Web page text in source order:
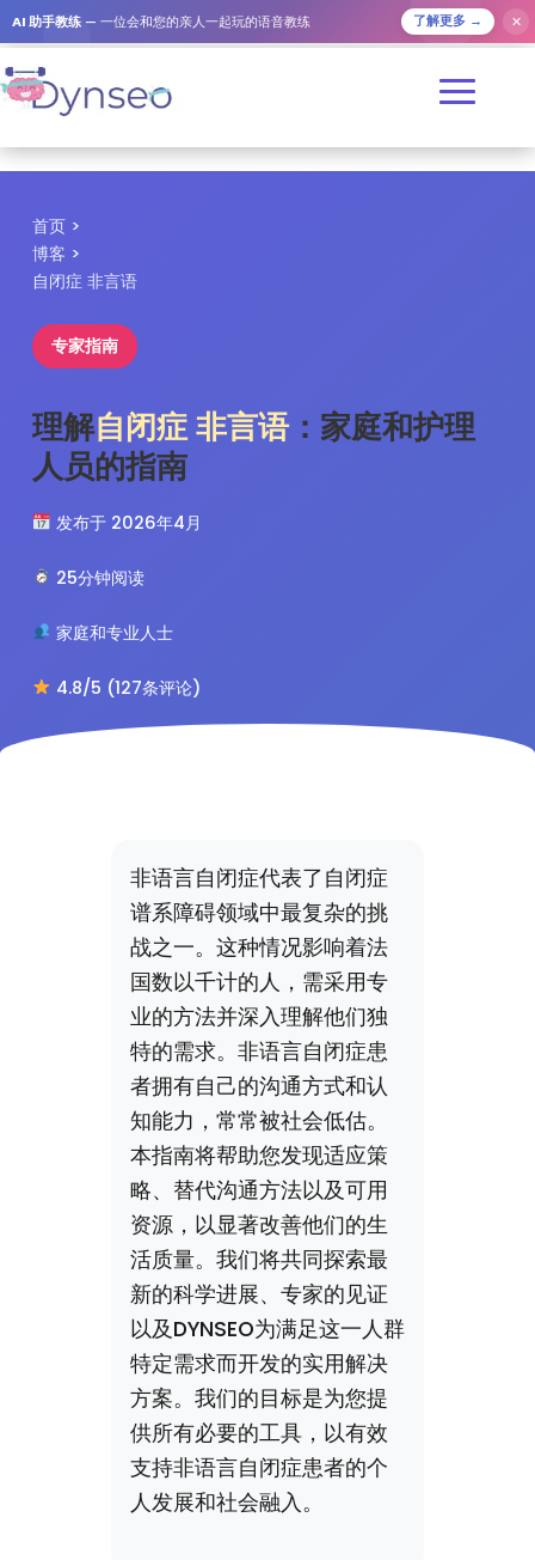
AI 助手教练 — 一位会和您的亲人一起玩的语音教练 了解更多 → ✕
首页 >
博客 >
自闭症 非言语
专家指南
理解自闭症 非言语：家庭和护理
人员的指南
发布于 2026年4月
25分钟阅读
家庭和专业人士
4.8/5 (127条评论)
非语言自闭症代表了自闭症
谱系障碍领域中最复杂的挑
战之一。这种情况影响着法
国数以千计的人，需采用专
业的方法并深入理解他们独
特的需求。非语言自闭症患
者拥有自己的沟通方式和认
知能力，常常被社会低估。
本指南将帮助您发现适应策
略、替代沟通方法以及可用
资源，以显著改善他们的生
活质量。我们将共同探索最
新的科学进展、专家的见证
以及DYNSEO为满足这一人群
特定需求而开发的实用解决
方案。我们的目标是为您提
供所有必要的工具，以有效
支持非语言自闭症患者的个
人发展和社会融入。